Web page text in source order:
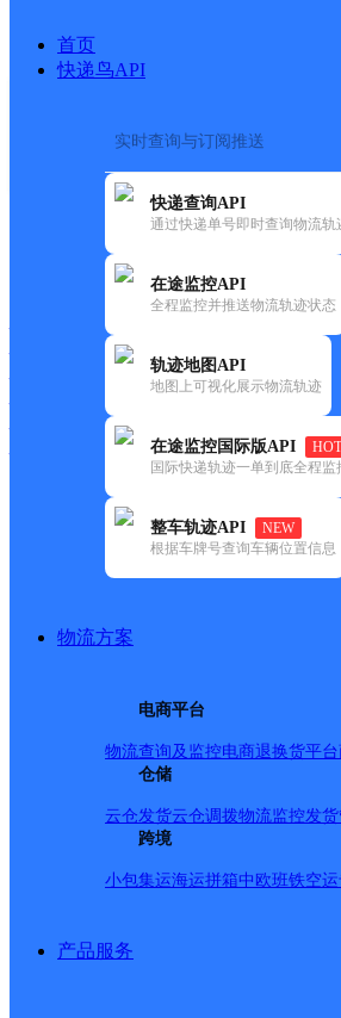
首页
快递鸟API
实时查询与订阅推送
快递查询API
通过快递单号即时查询物流轨
在途监控API
全程监控并推送物流轨迹状态
轨迹地图API
地图上可视化展示物流轨迹
在途监控国际版API
HOT
国际快递轨迹一单到底全程监
整车轨迹API
NEW
根据车牌号查询车辆位置信息
物流方案
电商平台
物流查询及监控电商退换货平
仓储
云仓发货云仓调拨物流监控发
跨境
小包集运海运拼箱中欧班铁空
产品服务
快递大全 > 快递网点
快递大全 快运大全
城市：宝鸡市 ✕ 地区：扶风县 ✕
地区:
不限 (1)
宝鸡市渭滨区娇阳一号商店
更多号码地址：罗马花园
详情
宝鸡扶风网点
更多号码地址：陕西省宝鸡
益分利便利店